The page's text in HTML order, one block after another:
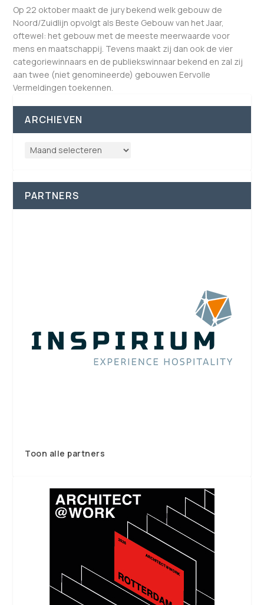
Op 22 oktober maakt de jury bekend welk gebouw de
Noord/Zuidlijn opvolgt als Beste Gebouw van het Jaar,
oftewel: het gebouw met de meeste meerwaarde voor
mens en maatschappij. Tevens maakt zij dan ook de vier
categoriewinnaars en de publiekswinnaar bekend en zal zij
aan twee (niet genomineerde) gebouwen Eervolle
Vermeldingen toekennen.
ARCHIEVEN
PARTNERS
Toon alle partners